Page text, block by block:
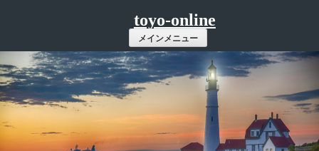
ツ
へ
ス
キ
ッ
toyo-online
メインメニュー